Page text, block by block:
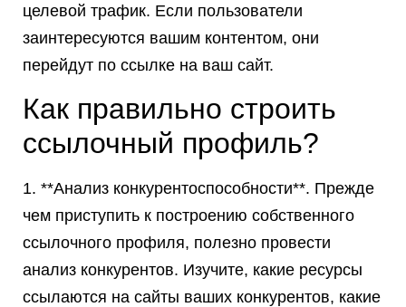
целевой трафик. Если пользователи
заинтересуются вашим контентом, они
перейдут по ссылке на ваш сайт.
Как правильно строить
ссылочный профиль?
1. **Анализ конкурентоспособности**. Прежде
чем приступить к построению собственного
ссылочного профиля, полезно провести
анализ конкурентов. Изучите, какие ресурсы
ссылаются на сайты ваших конкурентов, какие